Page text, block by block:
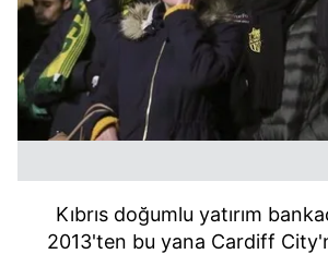
Kıbrıs doğumlu yatırım
2013'ten bu yana Cardiff